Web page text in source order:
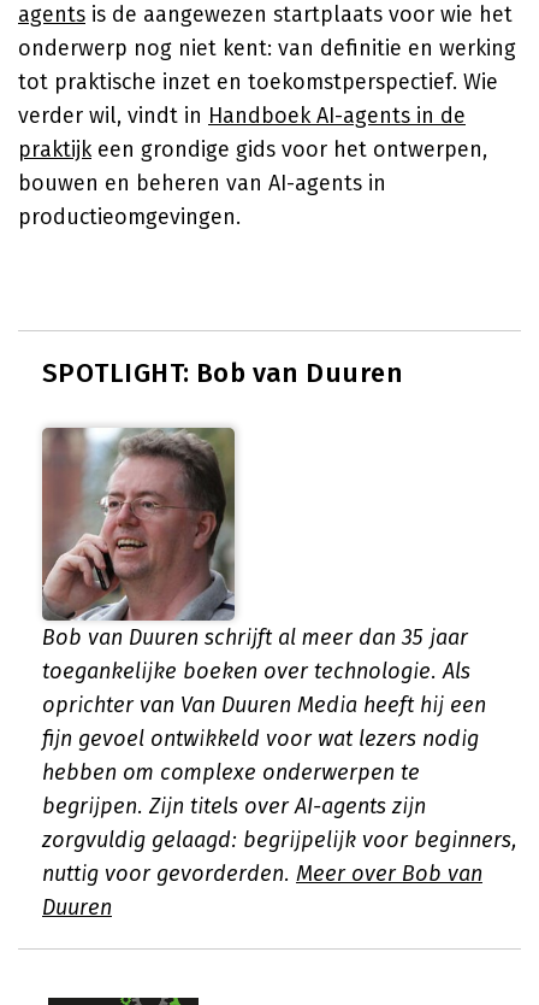
agents is de aangewezen startplaats voor wie het
onderwerp nog niet kent: van definitie en werking
tot praktische inzet en toekomstperspectief. Wie
verder wil, vindt in Handboek AI-agents in de
praktijkeen grondige gids voor het ontwerpen,
bouwen en beheren van AI-agents in
productieomgevingen.
SPOTLIGHT: Bob van Duuren
Bob van Duuren schrijft al meer dan 35 jaar
toegankelijke boeken over technologie. Als
oprichter van Van Duuren Media heeft hij een
fijn gevoel ontwikkeld voor wat lezers nodig
hebben om complexe onderwerpen te
begrijpen. Zijn titels over AI-agents zijn
zorgvuldig gelaagd: begrijpelijk voor beginners,
nuttig voor gevorderden. Meer over Bob van
Duuren